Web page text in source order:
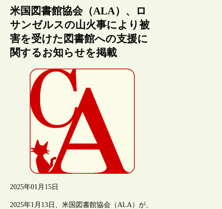
米国図書館協会（ALA）、ロ
サンゼルスの山火事により被
害を受けた図書館への支援に
関するお知らせを掲載
2025年01月15日
2025年1月13日、米国図書館協会（ALA）が、